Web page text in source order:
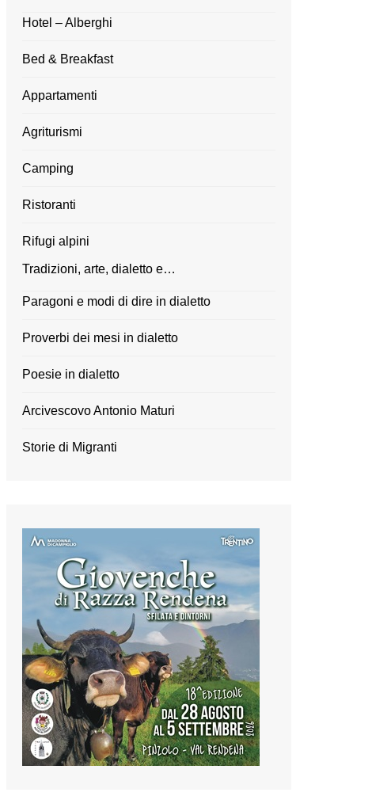
Hotel – Alberghi
Bed & Breakfast
Appartamenti
Agriturismi
Camping
Ristoranti
Rifugi alpini
Tradizioni, arte, dialetto e…
Paragoni e modi di dire in dialetto
Proverbi dei mesi in dialetto
Poesie in dialetto
Arcivescovo Antonio Maturi
Storie di Migranti